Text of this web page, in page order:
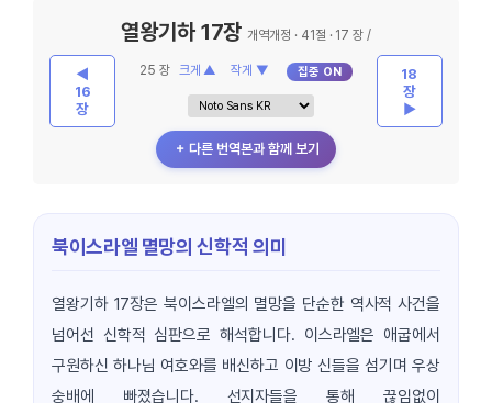
◀
16
장
열왕기하 17장개역개정 · 41절 · 17 장 /
25 장 크게 ▲ 작게 ▼ 집중 ON
＋ 다른 번역본과 함께 보기
18
장
▶
북이스라엘 멸망의 신학적 의미
열왕기하 17장은 북이스라엘의 멸망을 단순한 역사적 사건을
넘어선 신학적 심판으로 해석합니다. 이스라엘은 애굽에서
구원하신 하나님 여호와를 배신하고 이방 신들을 섬기며 우상
숭배에 빠졌습니다. 선지자들을 통해 끊임없이